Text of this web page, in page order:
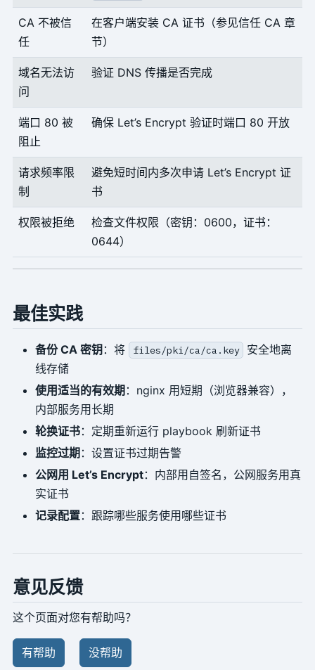
CA 不被信
任
在客户端安装 CA 证书（参见信任 CA 章
节）
域名无法访
问
验证 DNS 传播是否完成
端口 80 被
阻止
确保 Let’s Encrypt 验证时端口 80 开放
请求频率限
制
避免短时间内多次申请 Let’s Encrypt 证
书
权限被拒绝
检查文件权限（密钥：0600，证书：
0644）
最佳实践
备份 CA 密钥：将 files/pki/ca/ca.key
安全地离
线存储
使用适当的有效期：nginx 用短期（浏览器兼容），
内部服务用长期
轮换证书：定期重新运行 playbook 刷新证书
监控过期：设置证书过期告警
公网用 Let’s Encrypt：内部用自签名，公网服务用真
实证书
记录配置：跟踪哪些服务使用哪些证书
意见反馈
这个页面对您有帮助吗？
有帮助 没帮助